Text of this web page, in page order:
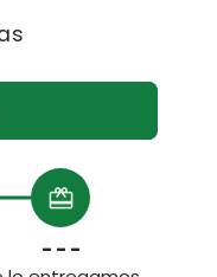
redeem
- - -